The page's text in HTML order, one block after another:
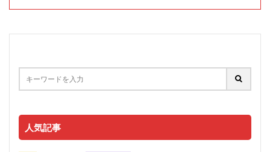
人気記事